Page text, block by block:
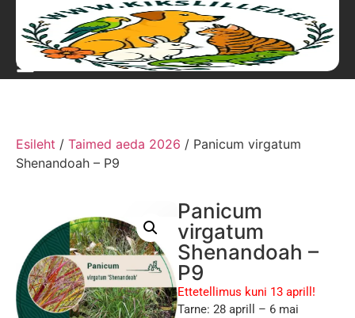
Esileht / Taimed aeda 2026 / Panicum virgatum
Shenandoah – P9
Panicum
virgatum
Shenandoah –
P9
Ettetellimus kuni 13 aprill!
Tarne: 28 aprill – 6 mai